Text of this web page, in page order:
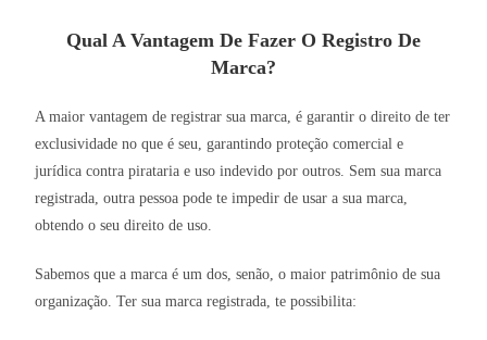
Qual A Vantagem De Fazer O Registro De
Marca?
A maior vantagem de registrar sua marca, é garantir o direito de ter
exclusividade no que é seu, garantindo proteção comercial e
jurídica contra pirataria e uso indevido por outros. Sem sua marca
registrada, outra pessoa pode te impedir de usar a sua marca,
obtendo o seu direito de uso.
Sabemos que a marca é um dos, senão, o maior patrimônio de sua
organização. Ter sua marca registrada, te possibilita: